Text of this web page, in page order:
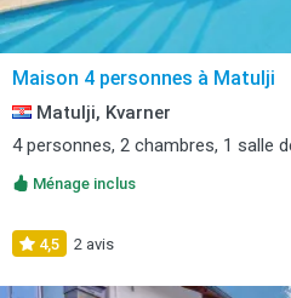
Maison 4 personnes à Matulji
Matulji, Kvarner
4 personnes, 2 chambres, 1 salle
Ménage inclus
4,5 2 avis